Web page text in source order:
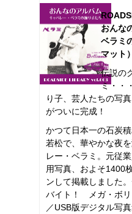
おんな
ベラミ
マット）
伝説の
ミ・・
り子、芸人たちの写
がついに完成！
かつて日本一の石炭
若松で、華やかな夜
レー・ベラミ。元従
用写真、およそ1400
ンして掲載しました
バイト！ メガ・ボリ
／USB版デジタル写真